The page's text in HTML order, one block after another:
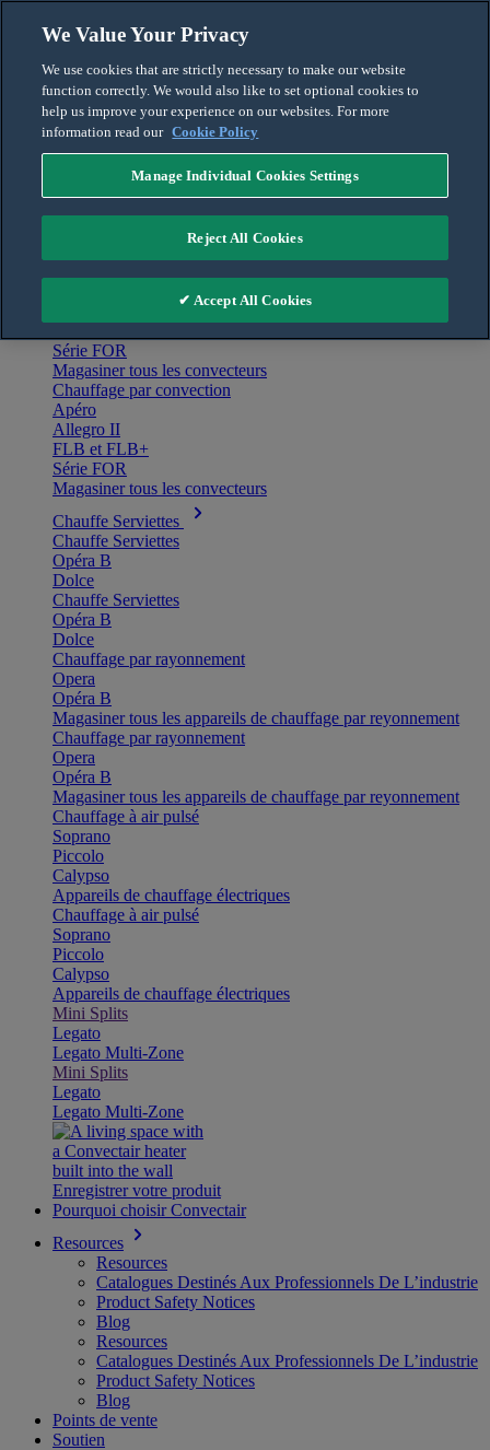
Français
English
For the Pro
Accueil
Série FOR
Magasiner tous les convecteurs
Chauffage par convection
Apéro
Allegro II
FLB et FLB+
Série FOR
Magasiner tous les convecteurs
Chauffe Serviettes
Chauffe Serviettes
Opéra B
Dolce
Chauffe Serviettes
Opéra B
Dolce
Chauffage par rayonnement
Opera
Opéra B
Magasiner tous les appareils de chauffage par reyonnement
Chauffage par rayonnement
Opera
Opéra B
Magasiner tous les appareils de chauffage par reyonnement
Chauffage à air pulsé
Soprano
Piccolo
Calypso
Appareils de chauffage électriques
Chauffage à air pulsé
Soprano
Piccolo
Calypso
Appareils de chauffage électriques
Mini Splits
Legato
Legato Multi-Zone
Mini Splits
Legato
Legato Multi-Zone
Enregistrer votre produit
Pourquoi choisir Convectair
Resources
Resources
Catalogues Destinés Aux Professionnels De L’industrie
Product Safety Notices
Blog
Resources
Catalogues Destinés Aux Professionnels De L’industrie
Product Safety Notices
Blog
Points de vente
Soutien
We Value Your Privacy
We use cookies that are strictly necessary to make our website
function correctly. We would also like to set optional cookies to
help us improve your experience on our websites. For more
information read our Cookie Policy
Manage Individual Cookies Settings
Reject All Cookies
✔ Accept All Cookies